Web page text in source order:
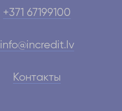
+371 67199100
info@incredit.lv
Контакты